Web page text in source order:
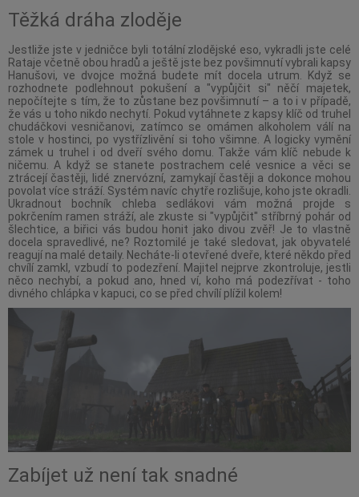
Těžká dráha zloděje
Jestliže jste v jedničce byli totální zlodějské eso, vykradli jste celé
Rataje včetně obou hradů a ještě jste bez povšimnutí vybrali kapsy
Hanušovi, ve dvojce možná budete mít docela utrum. Když se
rozhodnete podlehnout pokušení a "vypůjčit si" něčí majetek,
nepočítejte s tím, že to zůstane bez povšimnutí – a to i v případě,
že vás u toho nikdo nechytí. Pokud vytáhnete z kapsy klíč od truhel
chudáčkovi vesničanovi, zatímco se omámen alkoholem válí na
stole v hostinci, po vystřízlivění si toho všimne. A logicky vymění
zámek u truhel i od dveří svého domu. Takže vám klíč nebude k
ničemu. A když se stanete postrachem celé vesnice a věci se
ztrácejí častěji, lidé znervózní, zamykají častěji a dokonce mohou
povolat více stráží. Systém navíc chytře rozlišuje, koho jste okradli.
Ukradnout bochník chleba sedlákovi vám možná projde s
pokrčením ramen stráží, ale zkuste si "vypůjčit" stříbrný pohár od
šlechtice, a biřici vás budou honit jako divou zvěř! Je to vlastně
docela spravedlivé, ne? Roztomilé je také sledovat, jak obyvatelé
reagují na malé detaily. Necháte-li otevřené dveře, které někdo před
chvílí zamkl, vzbudí to podezření. Majitel nejprve zkontroluje, jestli
něco nechybí, a pokud ano, hned ví, koho má podezřívat - toho
divného chlápka v kapuci, co se před chvílí plížil kolem!
Zabíjet už není tak snadné